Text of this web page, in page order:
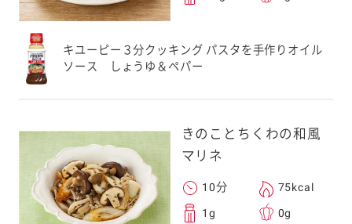
キユーピー３分クッキング パスタを手作りオイル
ソース しょうゆ＆ペパー
きのことちくわの和風
マリネ
10分 75kcal
1g 0g